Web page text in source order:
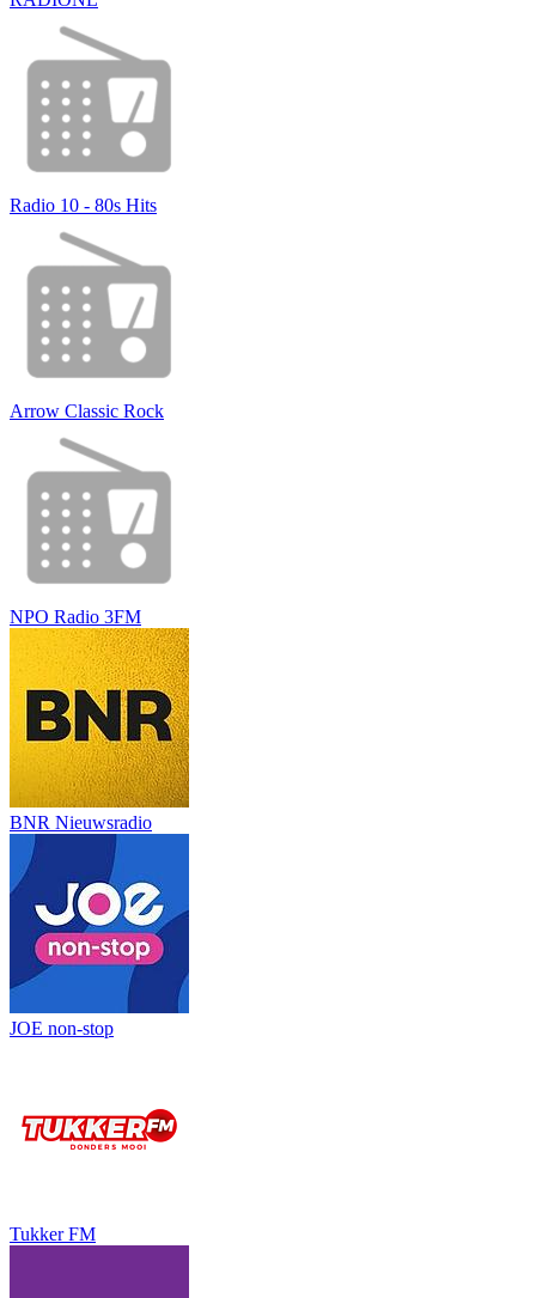
Radio 10 - 80s Hits
Arrow Classic Rock
NPO Radio 3FM
BNR Nieuwsradio
JOE non-stop
Tukker FM